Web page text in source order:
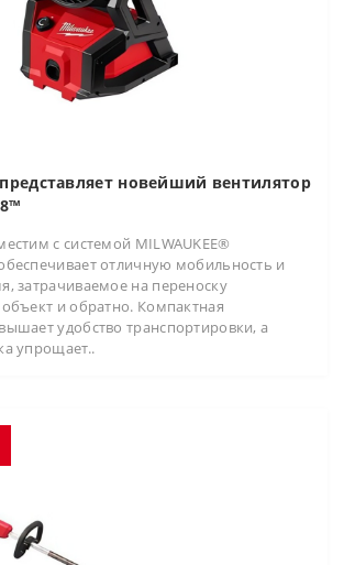
представляет новейший вентилятор
с системой MILWAUKEE®
отличную мобильность и
затрачиваемое на переноску
и обратно. Компактная
удобство транспортировки, а
упрощает..